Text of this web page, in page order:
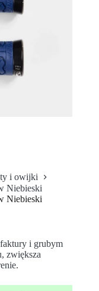
i owijki
Niebieski
Niebieski
i grubym
zwiększa